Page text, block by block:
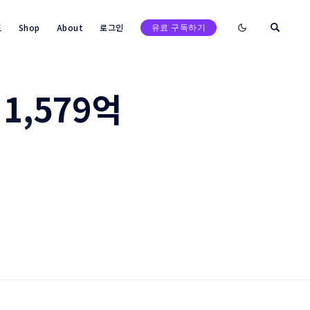
Shop About 로그인 유료 구독하기 Enable dark mode
억